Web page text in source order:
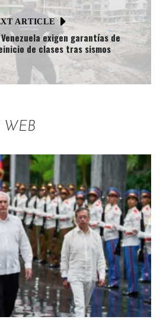
ARTICLE
exigen garantías de
de clases tras sismos
WEB